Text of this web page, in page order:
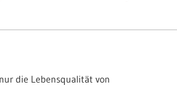
die Lebensqualität von